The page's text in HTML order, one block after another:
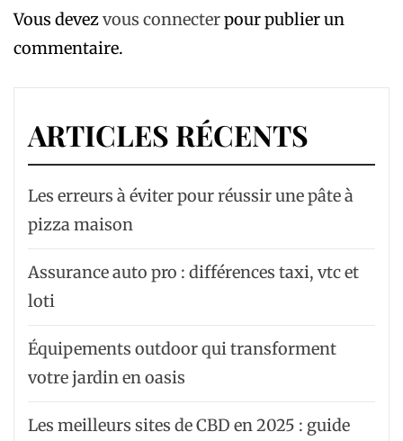
Vous devezvous connecterpour publier un
commentaire.
ARTICLES RÉCENTS
Les erreurs à éviter pour réussir une pâte à
pizza maison
Assurance auto pro : différences taxi, vtc et
loti
Équipements outdoor qui transforment
votre jardin en oasis
Les meilleurs sites de CBD en 2025 : guide